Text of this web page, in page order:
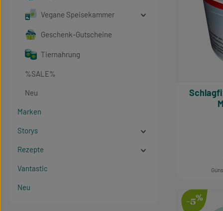
Vegane Speisekammer
Geschenk-Gutscheine
Tiernahrung
%SALE%
Neu
Marken
Storys
Rezepte
Vantastic
Neu
Schlagfix Creme
-5%